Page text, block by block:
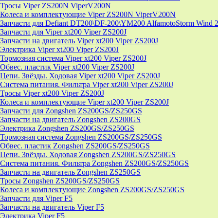
Тросы Viper ZS200N ViperV200N
Колеса и комплектующие Viper ZS200N ViperV200N
Запчасти для Defiant DT200\DF-200\YM200 AlfamotoStorm Wind
Запчасти для Viper xt200 Viper ZS200J
Запчасти на двигатель Viper xt200 Viper ZS200J
Электрика Viper xt200 Viper ZS200J
Тормозная система Viper xt200 Viper ZS200J
Обвес. пластик Viper xt200 Viper ZS200J
Цепи. Звёзды. Ходовая Viper xt200 Viper ZS200J
Система питания. Фильтра Viper xt200 Viper ZS200J
Тросы Viper xt200 Viper ZS200J
Колеса и комплектующие Viper xt200 Viper ZS200J
Запчасти для Zongshen ZS200GS/ZS250GS
Запчасти на двигатель Zongshen ZS200GS
Электрика Zongshen ZS200GS/ZS250GS
Тормозная система Zongshen ZS200GS/ZS250GS
Обвес. пластик Zongshen ZS200GS/ZS250GS
Цепи. Звёзды. Ходовая Zongshen ZS200GS/ZS250GS
Система питания. Фильтра Zongshen ZS200GS/ZS250GS
Запчасти на двигатель Zongshen ZS250GS
Тросы Zongshen ZS200GS/ZS250GS
Колеса и комплектующие Zongshen ZS200GS/ZS250GS
Запчасти для Viper F5
Запчасти на двигатель Viper F5
Электрика Viper F5